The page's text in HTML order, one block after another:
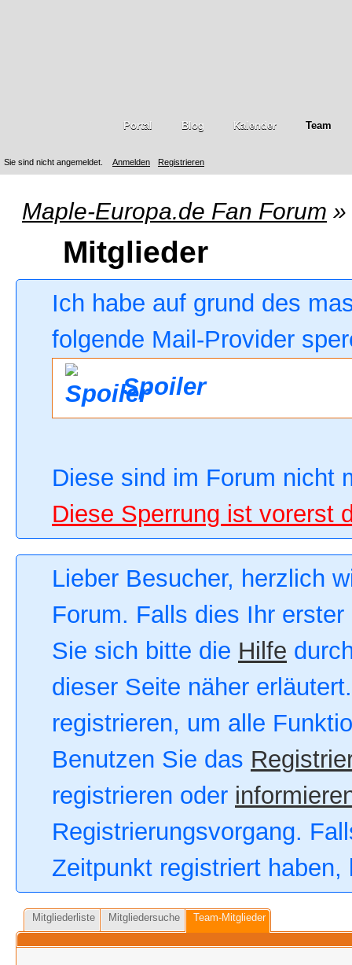
Sie sind nicht angemeldet. Anmelden Registrieren
Portal Blog Kalender Team
Maple-Europa.de Fan Forum »
Mitglieder
Ich habe auf grund des
folgende Mail-Provider
Spoiler
Diese sind im Forum nicht
Diese Sperrung ist vorerst
Lieber Besucher, herzlich
Forum. Falls dies Ihr
Sie sich bitte die Hilfe
dieser Seite näher
registrieren, um alle
Benutzen Sie das
registrieren oder
Registrierungsvorgang.
Zeitpunkt registriert
Mitgliederliste Mitgliedersuche Team-Mitglieder